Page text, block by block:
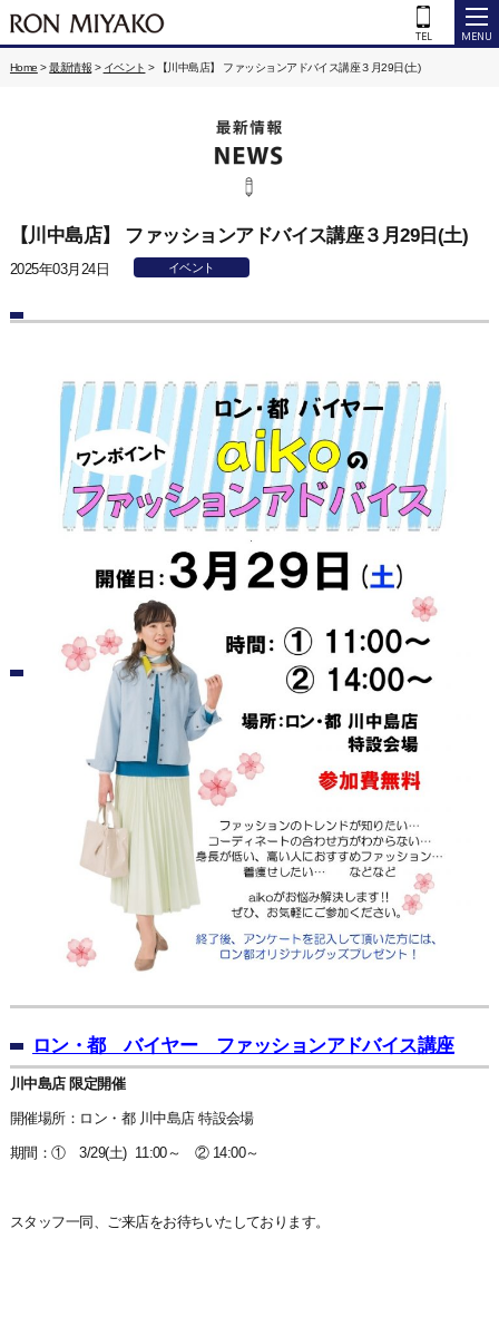
Home >最新情報 > イベント > 【川中島店】 ファッションアドバイス講座３月29日(土)
【川中島店】 ファッションアドバイス講座３月29日(土)
2025年03月24日 イベント
ロン・都 バイヤー ファッションアドバイス講座
川中島店 限定開催
開催場所：ロン・都 川中島店 特設会場
期間：① 3/29(土) 11:00～ ② 14:00～
スタッフ一同、ご来店をお待ちいたしております。